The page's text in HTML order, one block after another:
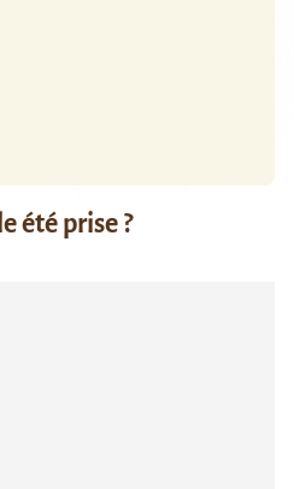
été prise ?